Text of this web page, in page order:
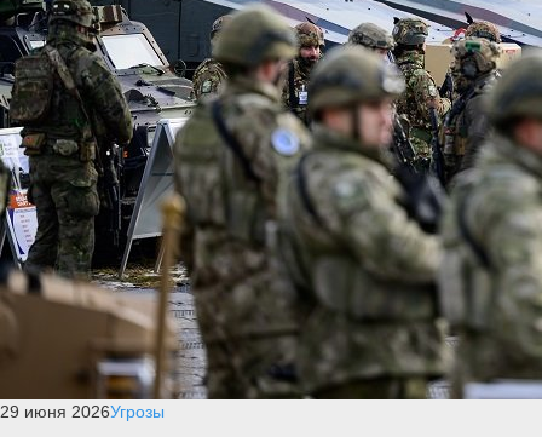
29 июня 2026Угрозы